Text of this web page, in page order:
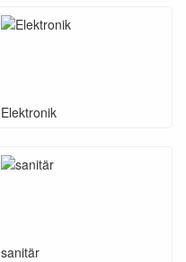
Elektronik
sanitär